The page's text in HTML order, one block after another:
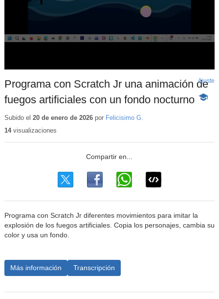
Programa con Scratch Jr una animación de
fuegos artificiales con un fondo nocturno -
Ajuste
Subido el 20 de enero de 2026por Felicisimo G.
14visualizaciones
Programa con Scratch Jr diferentes movimientos para imitar la
explosión de los fuegos artificiales. Copia los personajes, cambia su
color y usa un fondo.
Más información Transcripción